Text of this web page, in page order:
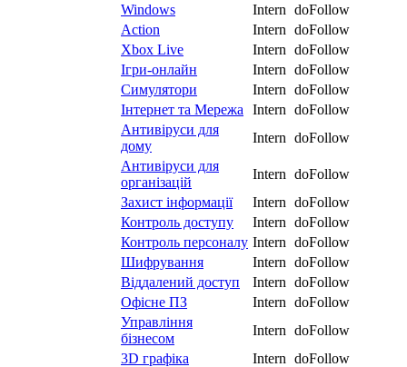
Windows
Intern doFollow
Action
Intern doFollow
Xbox Live
Intern doFollow
Ігри-онлайн
Intern doFollow
Симулятори
Intern doFollow
Інтернет та Мережа
Intern doFollow
Антивіруси для
дому
Intern doFollow
Антивіруси для
організацій
Intern doFollow
Захист інформації
Intern doFollow
Контроль доступу
Intern doFollow
Контроль персоналу Intern doFollow
Шифрування
Intern doFollow
Віддалений доступ
Intern doFollow
Офісне ПЗ
Intern doFollow
Управління
бізнесом
Intern doFollow
3D графіка
Intern doFollow